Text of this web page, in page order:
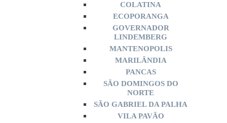
COLATINA
ECOPORANGA
GOVERNADOR
LINDEMBERG
MANTENOPOLIS
MARILÂNDIA
PANCAS
SÃO DOMINGOS DO
NORTE
SÃO GABRIEL DA PALHA
VILA PAVÃO